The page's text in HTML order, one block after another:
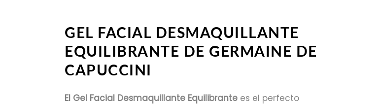
GEL FACIAL DESMAQUILLANTE
EQUILIBRANTE DE GERMAINE DE
CAPUCCINI
El Gel Facial Desmaquillante Equilibrante es el perfecto